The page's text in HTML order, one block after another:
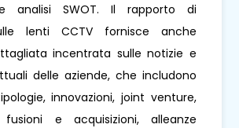
analisi SWOT. Il rapporto di
lenti CCTV fornisce anche
incentrata sulle notizie e
delle aziende, che includono
innovazioni, joint venture,
fusioni e acquisizioni, alleanze